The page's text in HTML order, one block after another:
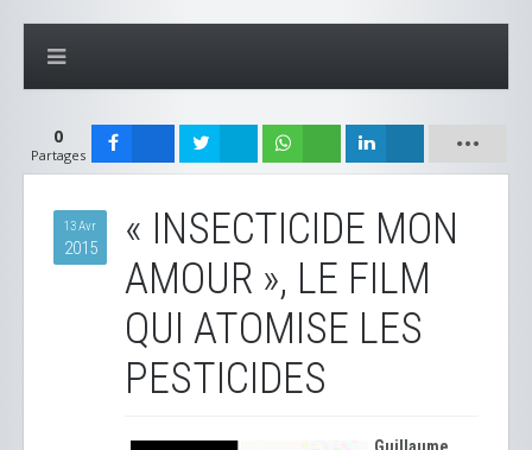
0
Partages
13 Avr
2015
« INSECTICIDE MON
AMOUR », LE FILM
QUI ATOMISE LES
PESTICIDES